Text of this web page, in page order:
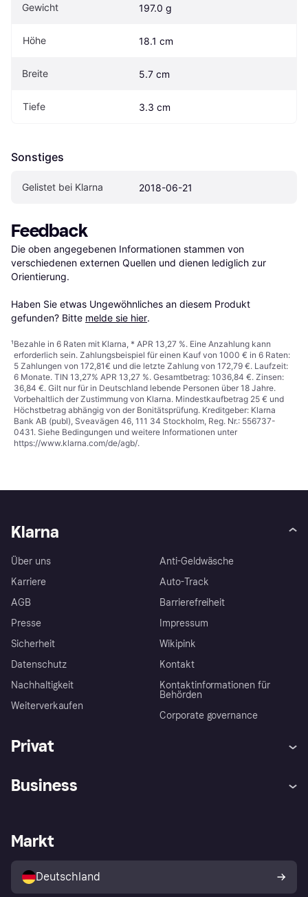
Gewicht 197.0 g
Höhe 18.1 cm
Breite 5.7 cm
Tiefe 3.3 cm
Sonstiges
Gelistet bei Klarna 2018-06-21
Feedback
Die oben angegebenen Informationen stammen von
verschiedenen externen Quellen und dienen lediglich zur
Orientierung.
Haben Sie etwas Ungewöhnliches an diesem Produkt
gefunden? Bitte melde sie hier.
¹Bezahle in 6 Raten mit Klarna, * APR 13,27 %. Eine Anzahlung kann
erforderlich sein. Zahlungsbeispiel für einen Kauf von 1000 € in 6 Raten:
5 Zahlungen von 172,81€ und die letzte Zahlung von 172,79 €. Laufzeit:
6 Monate. TIN 13,27% APR 13,27 %. Gesamtbetrag: 1036,84 €. Zinsen:
36,84 €. Gilt nur für in Deutschland lebende Personen über 18 Jahre.
Vorbehaltlich der Zustimmung von Klarna. Mindestkaufbetrag 25 € und
Höchstbetrag abhängig von der Bonitätsprüfung. Kreditgeber: Klarna
Bank AB (publ), Sveavägen 46, 111 34 Stockholm, Reg. Nr.: 556737-
0431. Siehe Bedingungen und weitere Informationen unter
https://www.klarna.com/de/agb/.
Klarna
Über uns
Karriere
AGB
Presse
Sicherheit
Datenschutz
Nachhaltigkeit
Weiterverkaufen
Anti-Geldwäsche
Auto-Track
Barrierefreiheit
Impressum
Wikipink
Kontakt
Kontaktinformationen für
Behörden
Corporate governance
Privat
Klarna App
Shops entdecken
Käuferschutzrichtlinie
Dein Widerrufsrecht
Business
Händlerportal
Markt
Deutschland